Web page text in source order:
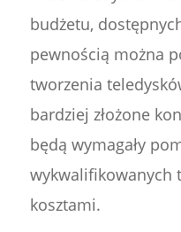
budżetu,
pewnością można
tworzenia
bardziej złożone
będą wymagały
wykwalifikowanych
kosztami.